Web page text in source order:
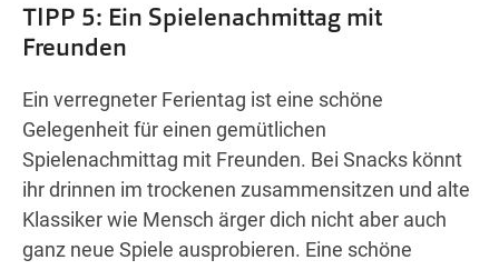
TIPP 5: Ein Spielenachmittag mit
Freunden
Ein verregneter Ferientag ist eine schöne
Gelegenheit für einen gemütlichen
Spielenachmittag mit Freunden. Bei Snacks könnt
ihr drinnen im trockenen zusammensitzen und alte
Klassiker wie Mensch ärger dich nicht aber auch
ganz neue Spiele ausprobieren. Eine schöne